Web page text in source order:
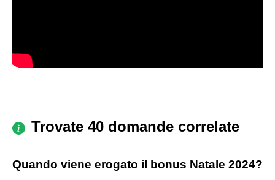
Trovate 40 domande correlate
Quando viene erogato il bonus Natale 2024?